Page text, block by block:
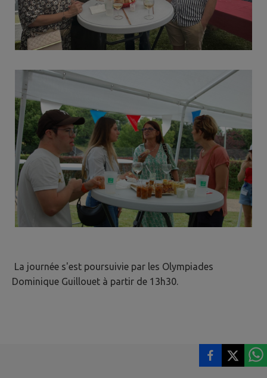
La journée s'est poursuivie par les Olympiades
Dominique Guillouet à partir de 13h30.